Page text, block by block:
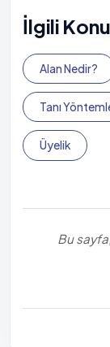
İlgili
Alan Nedir?
Tanı
Üyelik
Bu